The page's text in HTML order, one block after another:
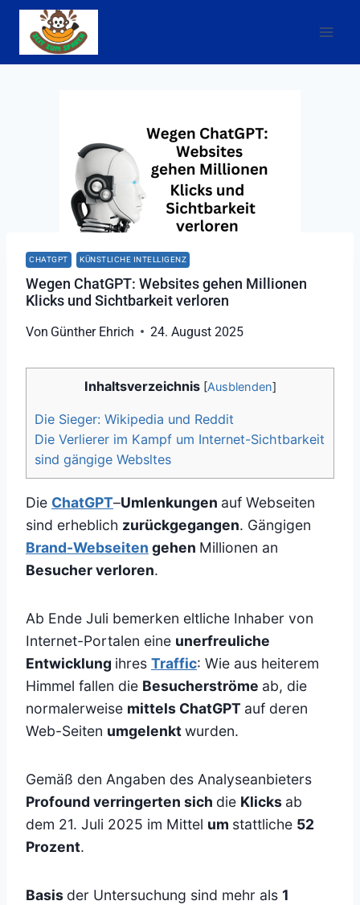
Zum
Inhalt
springen
CHATGPT KÜNSTLICHE INTELLIGENZ
Wegen ChatGPT: Websites gehen Millionen
Klicks und Sichtbarkeit verloren
Von Günther Ehrich 24. August 2025
Inhaltsverzeichnis [Ausblenden]
Die Sieger: Wikipedia und Reddit
Die Verlierer im Kampf um Internet-Sichtbarkeit
sind gängige Websltes
Die ChatGPT–Umlenkungen auf Webseiten
sind erheblich zurückgegangen. Gängigen
Brand-Webseiten gehen Millionen an
Besucher verloren.
Ab Ende Juli bemerken eltliche Inhaber von
Internet-Portalen eine unerfreuliche
Entwicklung ihres Traffic: Wie aus heiterem
Himmel fallen die Besucherströme ab, die
normalerweise mittels ChatGPT auf deren
Web-Seiten umgelenktwurden.
Gemäß den Angaben des Analyseanbieters
Profound verringerten sich die Klicks ab
dem 21. Juli 2025 im Mittel um stattliche 52
Prozent.
Basis der Untersuchung sind mehr als 1